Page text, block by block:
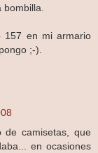
157 en mi armario
;-).
de camisetas, que
en ocasiones